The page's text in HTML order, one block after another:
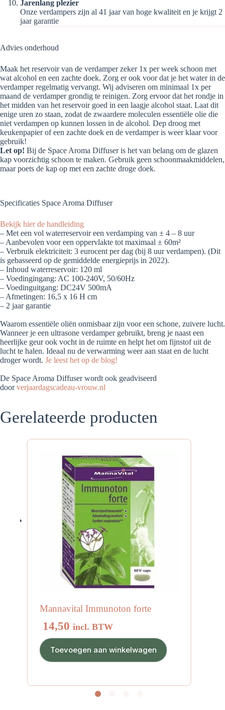
Jarenlang plezier
Onze verdampers zijn al 41 jaar van hoge kwaliteit en je krijgt 2
jaar garantie
Advies onderhoud
Maak het reservoir van de verdamper zeker 1x per week schoon met
wat alcohol en een zachte doek. Zorg er ook voor dat je het water in de
verdamper regelmatig vervangt. Wij adviseren om minimaal 1x per
maand de verdamper grondig te reinigen. Zorg ervoor dat het rondje in
het midden van het reservoir goed in een laagje alcohol staat. Laat dit
enige uren zo staan, zodat de zwaardere moleculen essentiële olie die
niet verdampen op kunnen lossen in de alcohol. Dep droog met
keukenpapier of een zachte doek en de verdamper is weer klaar voor
gebruik!
Let op! Bij de Space Aroma Diffuser is het van belang om de glazen
kap voorzichtig schoon te maken. Gebruik geen schoonmaakmiddelen,
maar poets de kap op met een zachte droge doek.
Specificaties Space Aroma Diffuser
Bekijk hier de handleiding
– Met een vol waterreservoir een verdamping van ± 4 – 8 uur
– Aanbevolen voor een oppervlakte tot maximaal ± 60m²
– Verbruik elektriciteit: 3 eurocent per dag (bij 8 uur verdampen). (Dit
is gebasseerd op de gemiddelde energieprijs in 2022).
– Inhoud waterreservoir: 120 ml
– Voedingingang: AC 100-240V, 50/60Hz
– Voedinguitgang: DC24V 500mA
– Afmetingen: 16,5 x 16 H cm
– 2 jaar garantie
Waarom essentiële oliën onmisbaar zijn voor een schone, zuivere lucht.
Wanneer je een ultrasone verdamper gebruikt, breng je naast een
heerlijke geur ook vocht in de ruimte en helpt het om fijnstof uit de
lucht te halen. Ideaal nu de verwarming weer aan staat en de lucht
droger wordt. Je leest het op de blog!
De Space Aroma Diffuser wordt ook geadviseerd
doorverjaardagscadeau-vrouw.nl
Gerelateerde producten
Mannavital Immunoton forte
14,50 incl. BTW
Toevoegen aan winkelwagen